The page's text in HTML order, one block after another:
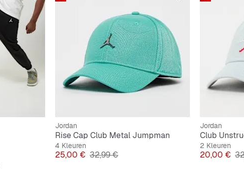
Jordan
Rise Cap Club Metal Jumpman
4 Kleuren
Prijs
25,00 € Originele Prijs
32,99 €
Jordan
Club
2 Kleuren
Prijs
20,00 €